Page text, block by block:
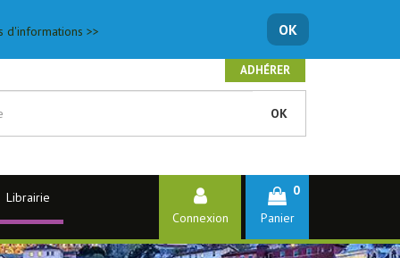
d'informations >> OK
ADHÉRER
OK
Librairie
Connexion
0
Panier